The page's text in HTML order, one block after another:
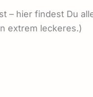
– hier findest Du
extrem leckeres.)